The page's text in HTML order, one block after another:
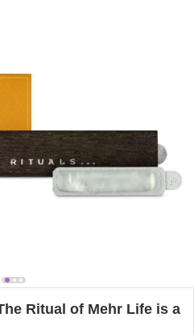
Ritual of Mehr Life is a